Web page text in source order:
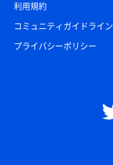
利用規約
コミュニティガイドライン
プライバシーポリシー